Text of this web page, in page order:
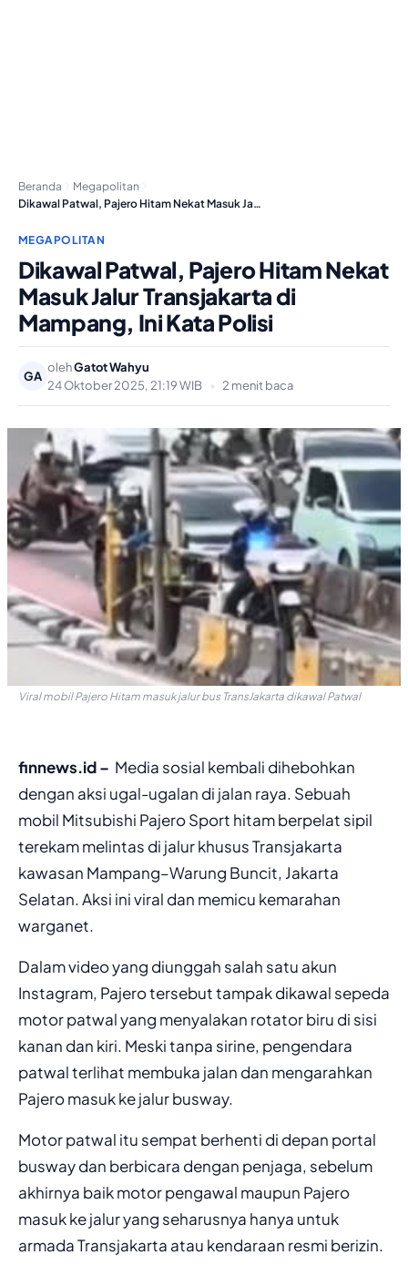
Beranda
Megapolitan
Dikawal Patwal, Pajero Hitam Nekat Masuk Jalur Transjakarta…
MEGAPOLITAN
Dikawal Patwal, Pajero Hitam Nekat
Masuk Jalur Transjakarta di
Mampang, Ini Kata Polisi
GA
olehGatot Wahyu
24 Oktober 2025, 21:19 WIB
• 2 menit baca
Viral mobil Pajero Hitam masuk jalur bus TransJakarta dikawal Patwal
finnews.id – Media sosial kembali dihebohkan
dengan aksi ugal-ugalan di jalan raya. Sebuah
mobil Mitsubishi Pajero Sport hitam berpelat sipil
terekam melintas di jalur khusus Transjakarta
kawasan Mampang–Warung Buncit, Jakarta
Selatan. Aksi ini viral dan memicu kemarahan
warganet.
Dalam video yang diunggah salah satu akun
Instagram, Pajero tersebut tampak dikawal sepeda
motor patwal yang menyalakan rotator biru di sisi
kanan dan kiri. Meski tanpa sirine, pengendara
patwal terlihat membuka jalan dan mengarahkan
Pajero masuk ke jalur busway.
Motor patwal itu sempat berhenti di depan portal
busway dan berbicara dengan penjaga, sebelum
akhirnya baik motor pengawal maupun Pajero
masuk ke jalur yang seharusnya hanya untuk
armada Transjakarta atau kendaraan resmi berizin.